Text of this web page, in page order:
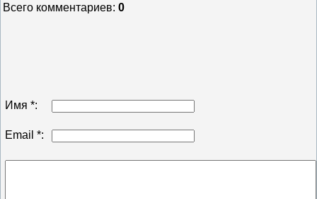
Всего комментариев: 0
Имя *:
Email *: